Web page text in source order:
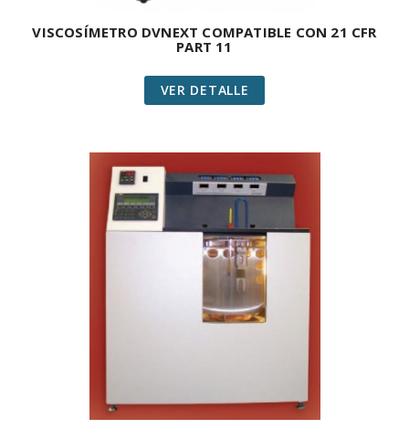
VISCOSÍMETRO DVNEXT COMPATIBLE CON 21 CFR
PART 11
VER DETALLE